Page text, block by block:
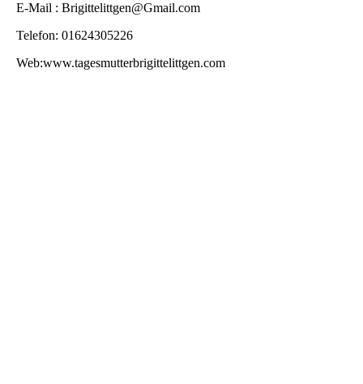
E-Mail : Brigittelittgen@Gmail.com
Telefon: 01624305226
Web:www.tagesmutterbrigittelittgen.com